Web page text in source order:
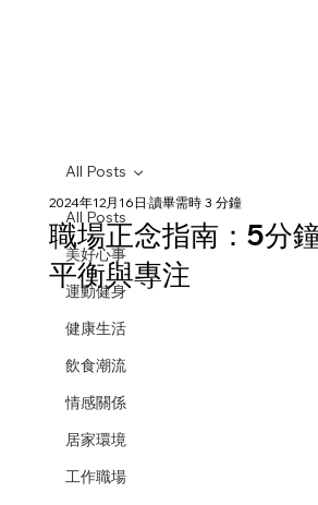
All Posts
美好心事
運動健身
健康生活
飲食潮流
情感關係
居家環境
工作職場
All Posts
職場正念指南：5分
平衡與專注
2024年12月16日 讀畢需時 3 分鐘